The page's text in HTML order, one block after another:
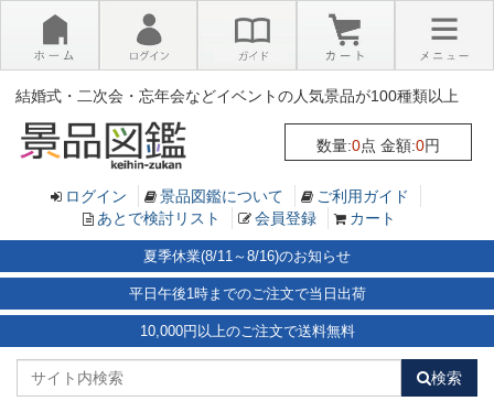
結婚式・二次会・忘年会などイベントの人気景品が100種類以上
数量:0点 金額:0円
×
ログイン 景品図鑑について
ご利用ガイド
あとで検討リスト
会員登録 カート
夏季休業(8/11～8/16)のお知らせ
平日午後1時までのご注文で当日出荷
10,000円以上のご注文で送料無料
検索